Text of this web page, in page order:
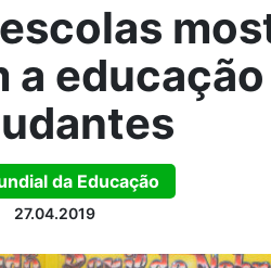
a
da Educação
27.04.2019